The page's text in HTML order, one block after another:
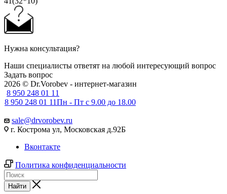
Нужна консультация?
Наши специалисты ответят на любой интересующий вопрос
Задать вопрос
2026 © Dr.Vorobev - интернет-магазин
8 950 248 01 11
8 950 248 01 11Пн - Пт с 9.00 до 18.00
sale@drvorobev.ru
г. Кострома ул, Московская д.92Б
Вконтакте
Политика конфиденциальности
Найти